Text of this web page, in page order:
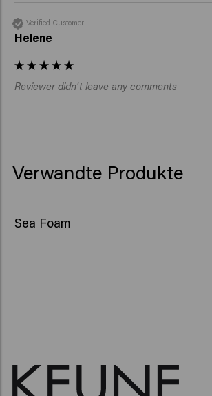
Verified Customer
Helene
Reviewer didn't leave any comments
Verwandte Produkte
Sea Foam